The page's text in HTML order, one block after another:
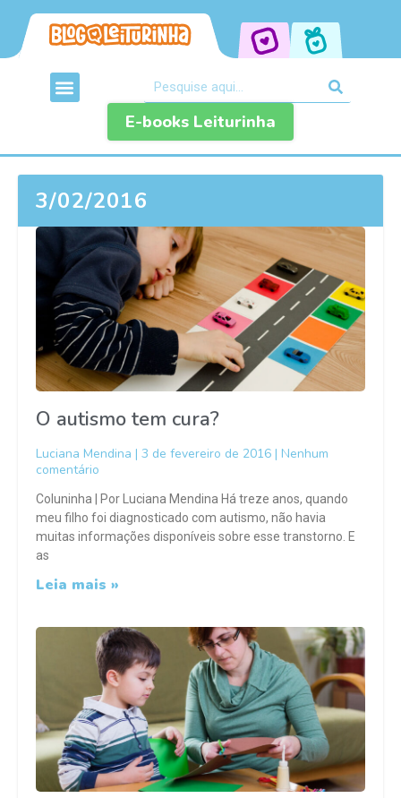
E-books Leiturinha
3/02/2016
O autismo tem cura?
Luciana Mendina 3 de fevereiro de 2016
Nenhum
comentário
Coluninha | Por Luciana Mendina Há treze anos, quando
meu filho foi diagnosticado com autismo, não havia
muitas informações disponíveis sobre esse transtorno. E
as
Leia mais »